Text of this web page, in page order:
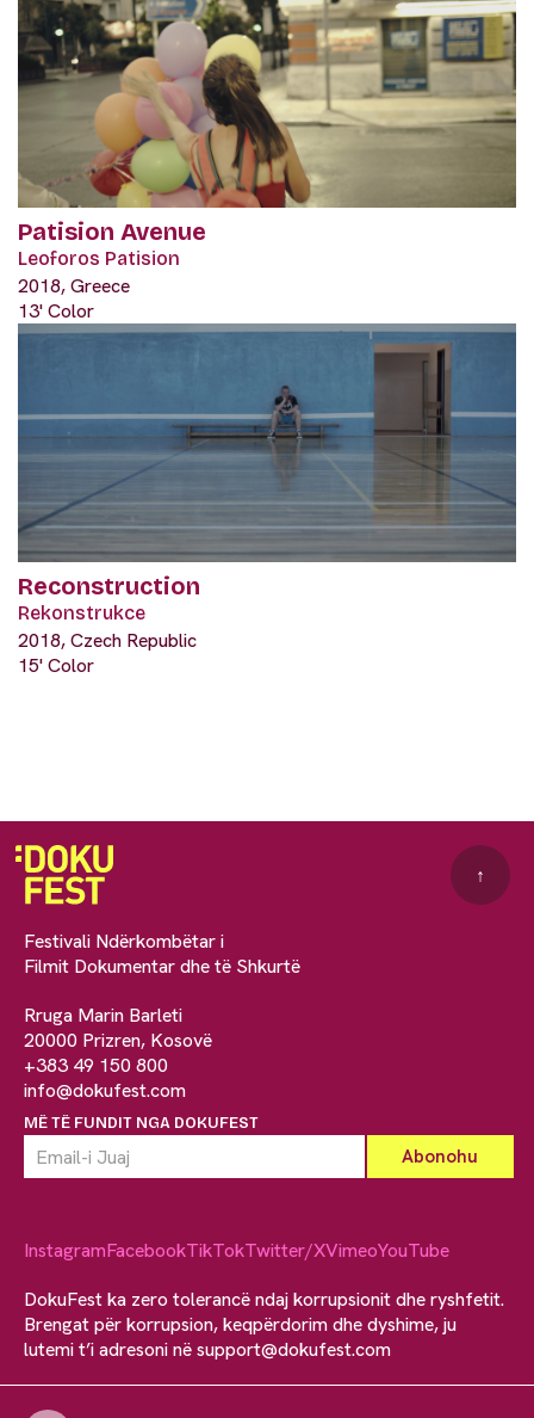
Patision Avenue
Leoforos Patision
2018, Greece
13' Color
Reconstruction
Rekonstrukce
2018, Czech Republic
15' Color
Festivali Ndërkombëtar i
Filmit Dokumentar dhe të Shkurtë
Rruga Marin Barleti
20000 Prizren, Kosovë
+383 49 150 800
info@dokufest.com
MË TË FUNDIT NGA DOKUFEST
↑
InstagramFacebookTikTokTwitter/XVimeoYouTube
DokuFest ka zero tolerancë ndaj korrupsionit dhe ryshfetit.
Brengat për korrupsion, keqpërdorim dhe dyshime, ju
lutemi t’i adresoni nësupport@dokufest.com